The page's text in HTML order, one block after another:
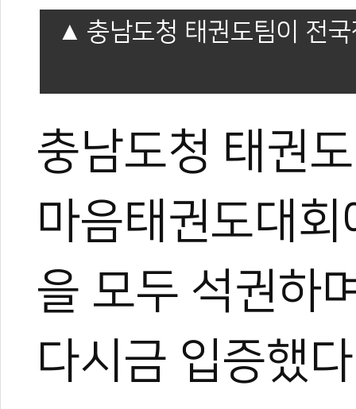
충남도청 태권도팀이 전
충남도청 태권
마음태권도대
을 모두 석권하
다시금 입증했